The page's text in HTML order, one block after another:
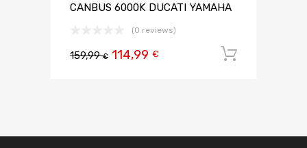
CANBUS 6000K DUCATI YAMAHA
(0 reviews)
159,99€ 114,99 €